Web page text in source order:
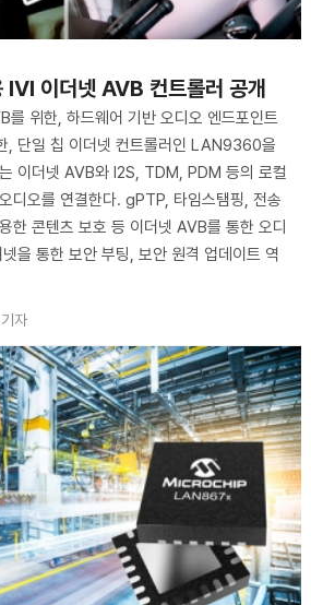
IVI 이더넷 AVB 컨트롤러 공개
를 위한, 하드웨어 기반 오디오 엔드포인트
, 단일 칩 이더넷 컨트롤러인 LAN9360을
이더넷 AVB와 I2S, TDM, PDM 등의 로컬
디오를 연결한다. gPTP, 타임스탬핑, 전송
한 콘텐츠 보호 등 이더넷 AVB를 통한 오디
을 통한 보안 부팅, 보안 원격 업데이트 역
자